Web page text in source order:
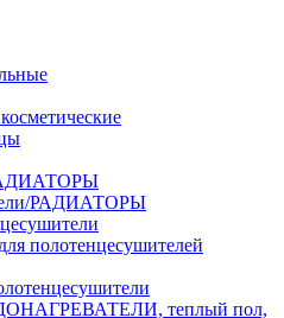
РАДИАТОРЫ
полотенцесушителей
теплый пол,